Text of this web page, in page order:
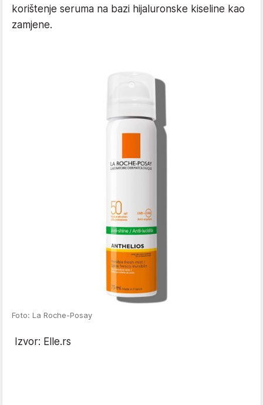
korištenje seruma na bazi hijaluronske kiseline kao
zamjene.
Foto: La Roche-Posay
Izvor: Elle.rs